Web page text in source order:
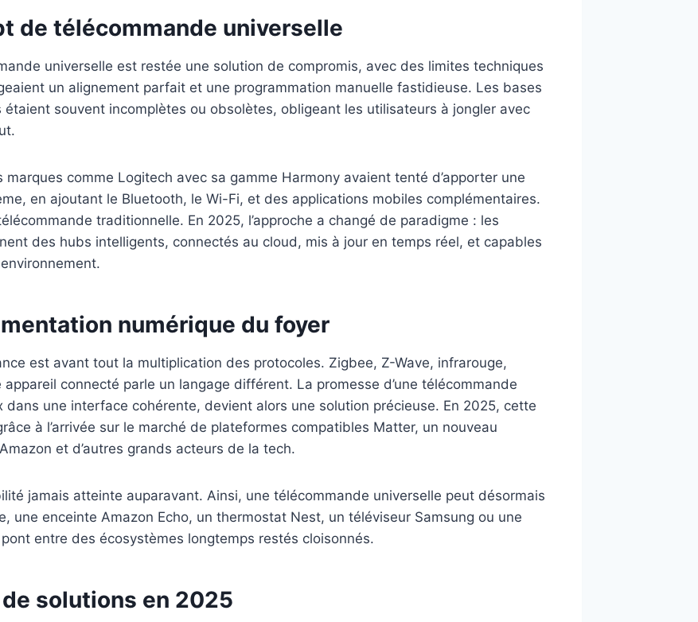
de télécommande universelle
universelle est restée une solution de compromis, avec des limites techniques
un alignement parfait et une programmation manuelle fastidieuse. Les bases
souvent incomplètes ou obsolètes, obligeant les utilisateurs à jongler avec
comme Logitech avec sa gamme Harmony avaient tenté d’apporter une
en ajoutant le Bluetooth, le Wi-Fi, et des applications mobiles complémentaires.
traditionnelle. En 2025, l’approche a changé de paradigme : les
des hubs intelligents, connectés au cloud, mis à jour en temps réel, et capables
numérique du foyer
est avant tout la multiplication des protocoles. Zigbee, Z-Wave, infrarouge,
connecté parle un langage différent. La promesse d’une télécommande
une interface cohérente, devient alors une solution précieuse. En 2025, cette
à l’arrivée sur le marché de plateformes compatibles Matter, un nouveau
et d’autres grands acteurs de la tech.
jamais atteinte auparavant. Ainsi, une télécommande universelle peut désormais
une enceinte Amazon Echo, un thermostat Nest, un téléviseur Samsung ou une
entre des écosystèmes longtemps restés cloisonnés.
solutions en 2025